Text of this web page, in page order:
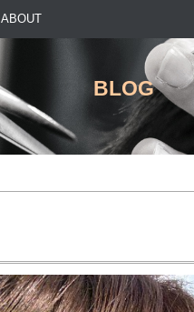
ABOUT
BLOG